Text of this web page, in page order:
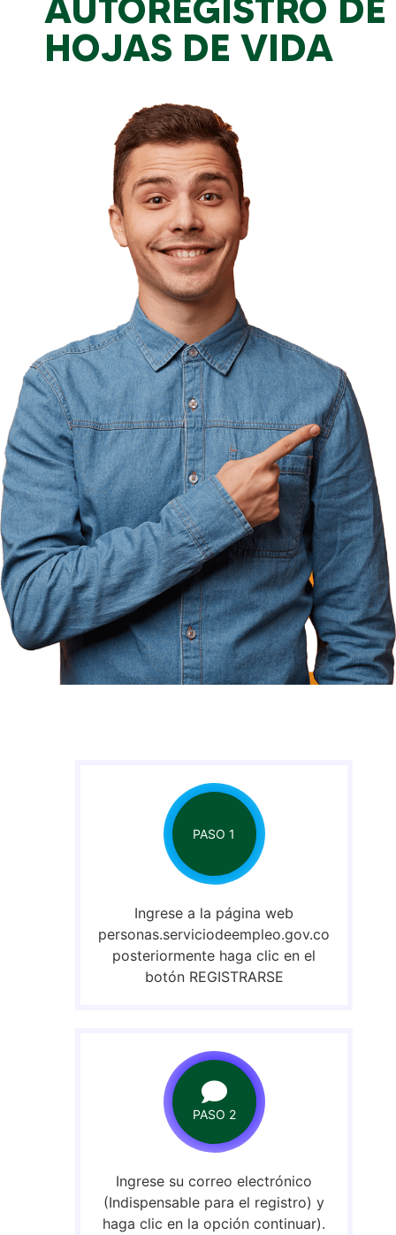
HOJAS DE VIDA
PASO 1
Ingrese a la página web
personas.serviciodeempleo.gov.co
posteriormente haga clic en el
botón REGISTRARSE
PASO 2
Ingrese su correo electrónico
(Indispensable para el registro) y
haga clic en la opción continuar).